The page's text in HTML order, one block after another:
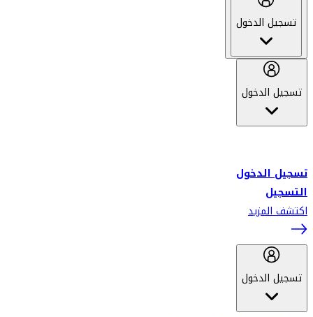
تسجيل الدخول
تسجيل الدخول
تسجيل الدخول
التسجيل
اكتشف المزيد
تسجيل الدخول